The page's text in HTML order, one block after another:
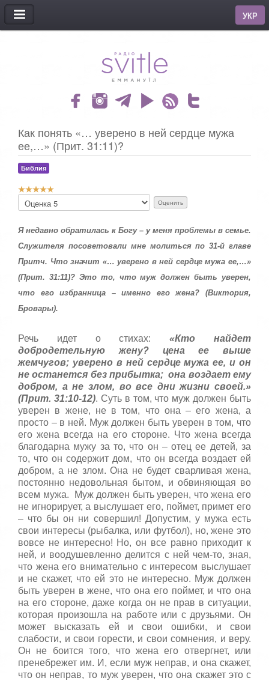
МЕНЮ
УКР
Как понять «… уверено в ней сердце мужа
ее,…» (Прит. 31:11)?
Библия
Р
й
и
н
г
5
5
о
а
л
й
с
а
,
е
н
и
т
е
Я недавно обратилась к Богу – у меня проблемы в семье.
Служителя посоветовали мне молиться по 31-й главе
Притч. Что значит «… уверено в ней сердце мужа ее,…»
(Прит. 31:11)? Это то, что муж должен быть уверен,
что его избранница – именно его жена? (Виктория,
Бровары).
Речь идет о стихах:«Кто найдет
добродетельную жену? цена ее выше
жемчугов; уверено в ней сердце мужа ее, и он
не останется без прибытка; она воздает ему
добром, а не злом, во все дни жизни своей.»
(Прит. 31:10-12). Суть в том, что муж должен быть
уверен в жене, не в том, что она – его жена, а
просто – в ней. Муж должен быть уверен в том, что
его жена всегда на его стороне. Что жена всегда
благодарна мужу за то, что он – отец ее детей, за
то, что он содержит дом, что он всегда воздает ей
добром, а не злом. Она не будет сварливая жена,
постоянно недовольная бытом, и обвиняющая во
всем мужа. Муж должен быть уверен, что жена его
не игнорирует, а выслушает его, поймет, примет его
– что бы он ни совершил! Допустим, у мужа есть
свои интересы (рыбалка, или футбол), но, жене это
вовсе не интересно! Но, он все равно приходит к
ней, и воодушевленно делится с ней чем-то, зная,
что жена его внимательно с интересом выслушает
и не скажет, что ей это не интересно. Муж должен
быть уверен в жене, что она его поймет, и что она
на его стороне, даже когда он не прав в ситуации,
которая произошла на работе или с друзьями. Он
может высказать ей и свои ошибки, и свои
слабости, и свои горести, и свои сомнения, и веру.
Он не боится того, что жена его отвергнет, или
пренебрежет им. И, если муж неправ, и она скажет,
что он неправ, то муж уверен, что она скажет это с